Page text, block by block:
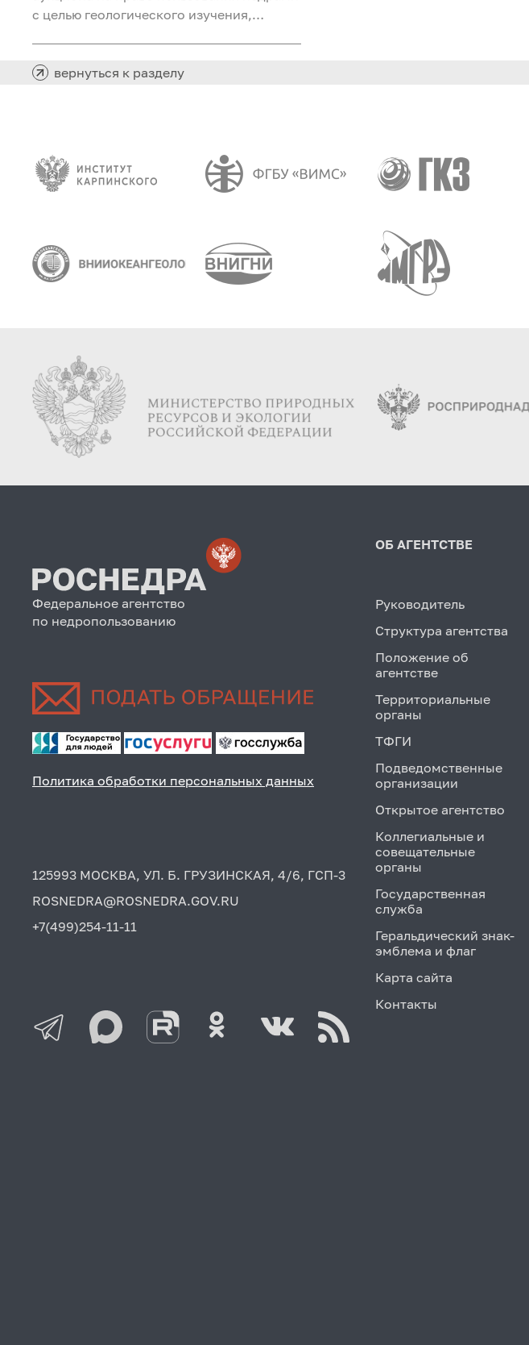
с целью геологического изучения,
«Южно-Хангокуртский» в Ханты-
вернуться к разделу
Федеральное агентство
по недропользованию
Политика обработки персональных данных
125993 МОСКВА, УЛ. Б. ГРУЗИНСКАЯ, 4/6, ГСП-3
ROSNEDRA@ROSNEDRA.GOV.RU
+7(499)254-11-11
ОБ АГЕНТСТВЕ
Руководитель
Структура агентства
Положение об
агентстве
Территориальные
органы
ТФГИ
Подведомственные
организации
Открытое агентство
Коллегиальные и
совещательные
органы
Государственная
служба
Геральдический знак-
эмблема и флаг
Карта сайта
Контакты